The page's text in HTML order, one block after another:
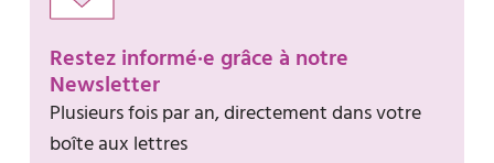
Restez informé·e grâce à notre
Newsletter
Plusieurs fois par an, directement dans votre
boîte aux lettres